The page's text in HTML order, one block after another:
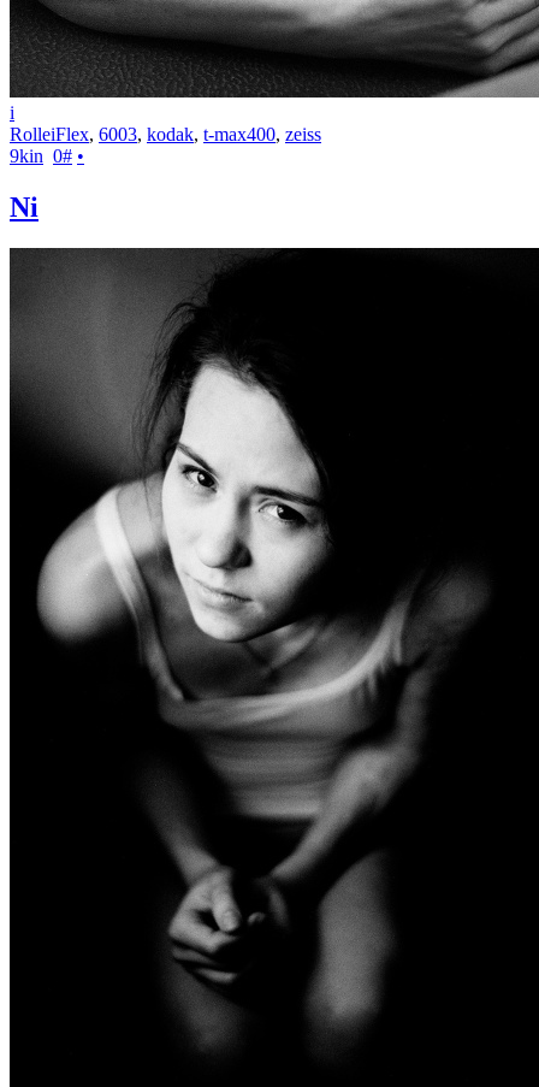
i
RolleiFlex, 6003, kodak, t-max400, zeiss
9kin 0# •
Ni